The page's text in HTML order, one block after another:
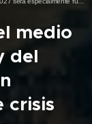
medio
del
crisis